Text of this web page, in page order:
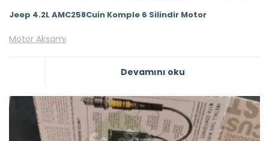
Jeep 4.2L AMC258Cuin Komple 6 Silindir Motor
Motor Aksamı
Devamını oku